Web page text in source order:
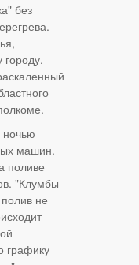
без
городу.
ночью
машин.
поливе
"Клумбы
не
графику